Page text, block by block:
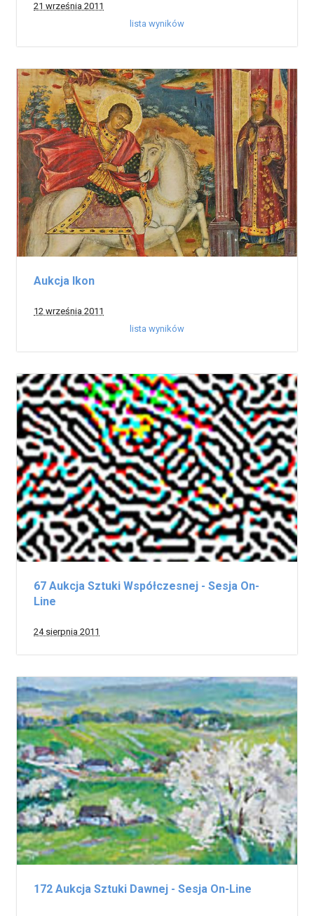
21 września 2011
lista wyników
Aukcja Ikon
12 września 2011
lista wyników
67 Aukcja Sztuki Współczesnej - Sesja On-
Line
24 sierpnia 2011
172 Aukcja Sztuki Dawnej - Sesja On-Line